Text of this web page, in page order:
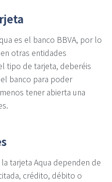
es el banco BBVA, por lo
otras entidades
tipo de tarjeta, deberéis
banco para poder
tener abierta una
tarjeta Aqua dependen de
crédito, débito o